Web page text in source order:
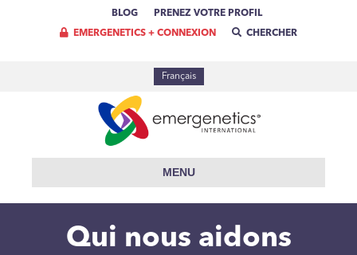
BLOG PRENEZ VOTRE PROFIL
EMERGENETICS + CONNEXION CHERCHER
Français
MENU
Qui nous aidons